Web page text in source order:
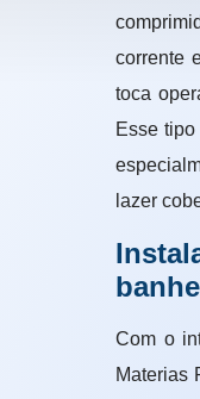
corrente
toca
Esse
lazer
Com o
Materias